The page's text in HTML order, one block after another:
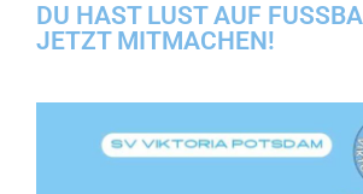
DU HAST LUST AUF
JETZT MITMACHEN!